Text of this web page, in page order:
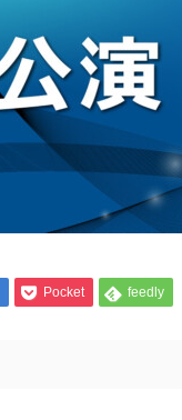
Pocket feedly